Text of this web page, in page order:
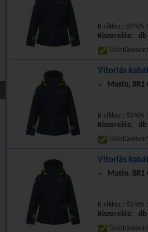
B.cikksz.: 82405
Kiszerelés: db
Vitorlás
Musto, BR1
B.cikksz.: 82405
Kiszerelés: db
Vitorlás
Musto, BR1
B.cikksz.: 82405
Kiszerelés: db